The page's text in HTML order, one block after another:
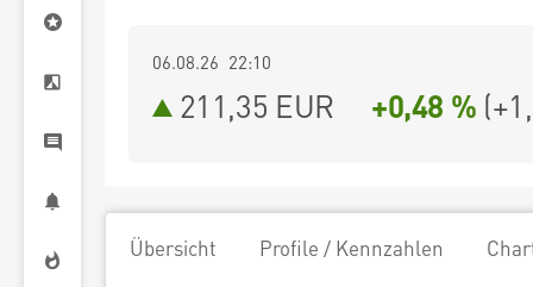
06.08.26 22:10
211,35 EUR +0,48 % (
Übersicht Profile / Kennzahlen